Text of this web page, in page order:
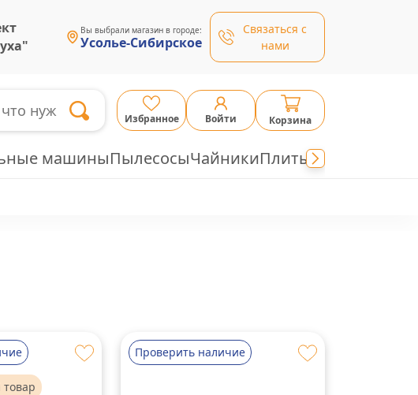
Вы выбрали магазин в городе:
Усолье-Сибирское
Связаться с
нами
Избранное Войти Корзина
машиныПылесосыЧайникиПлиты
Проверить наличие